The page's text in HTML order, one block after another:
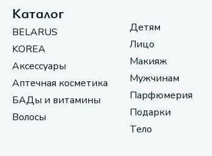
Каталог
BELARUS
KOREA
Аксессуары
Аптечная косметика
БАДы и витамины
Волосы
Детям
Лицо
Макияж
Мужчинам
Парфюмерия
Подарки
Тело